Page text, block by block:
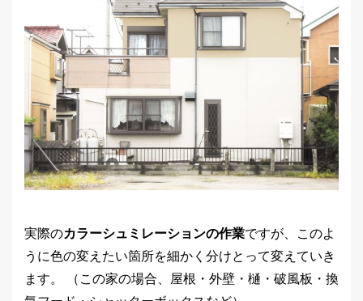
実際のカラーシュミレーションの作業ですが、このよ
うに色の変えたい箇所を細かく分けとって変えていき
ます。 （この家の場合、屋根・外壁・樋・破風板・換